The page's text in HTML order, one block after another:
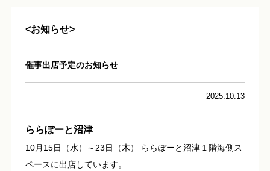
<お知らせ>
催事出店予定のお知らせ
2025.10.13
ららぽーと沼津
10月15日（水）～23日（木） ららぽーと沼津１階海側ス
ペースに出店しています。